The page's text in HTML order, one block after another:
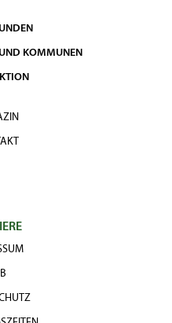
KOMMUNEN